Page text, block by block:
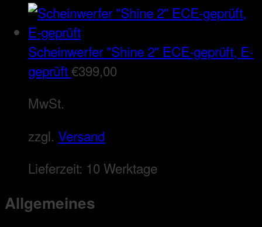
Scheinwerfer "Shine 2" ECE-geprüft, E-
geprüft€399,00
MwSt.
zzgl. Versand
Lieferzeit: 10 Werktage
Allgemeines